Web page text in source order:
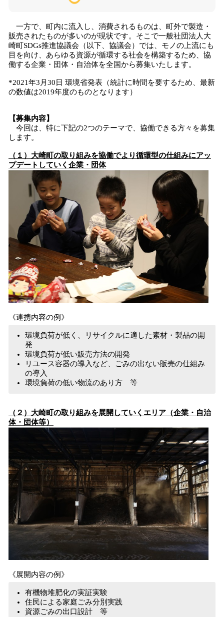
一方で、町内に流入し、消費されるものは、町外で製造・
販売されたものが多いのが現状です。そこで一般社団法人大
崎町SDGs推進協議会（以下、協議会）では、モノの上流にも
目を向け、あらゆる資源が循環する社会を構築するため、協
働する企業・団体・自治体を全国から募集いたします。
*2021年3月30日 環境省発表（統計に時間を要するため、最新
の数値は2019年度のものとなります）
【募集内容】
今回は、特に下記の2つのテーマで、協働できる方々を募集
します。
（１）大崎町の取り組みを協働でより循環型の仕組みにアッ
プデートしていく企業・団体
《連携内容の例》
環境負荷が低く、リサイクルに適した素材・製品の開
発
環境負荷が低い販売方法の開発
リユース容器の導入など、ごみの出ない販売の仕組み
の導入
環境負荷の低い物流のあり方 等
（２）大崎町の取り組みを展開していくエリア（企業・自治
体・団体等）
《展開内容の例》
有機物堆肥化の実証実験
住民による家庭ごみ分別実践
資源ごみの出口設計 等